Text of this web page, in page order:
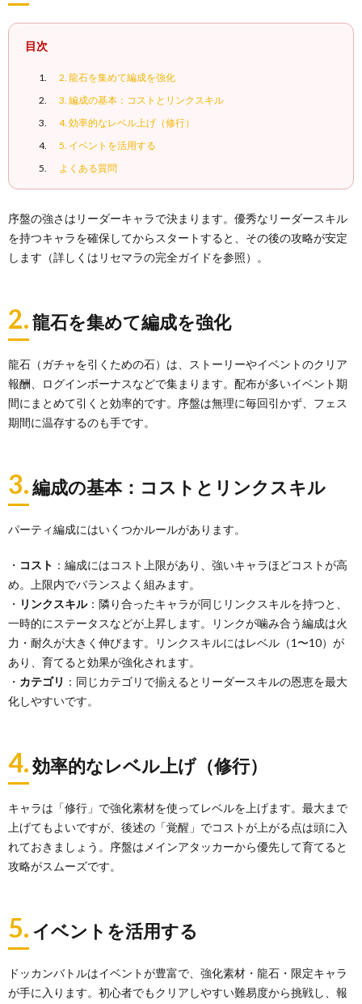
目次
2. 龍石を集めて編成を強化
3. 編成の基本：コストとリンクスキル
4. 効率的なレベル上げ（修行）
5. イベントを活用する
よくある質問
序盤の強さはリーダーキャラで決まります。優秀なリーダースキル
を持つキャラを確保してからスタートすると、その後の攻略が安定
します（詳しくはリセマラの完全ガイドを参照）。
2.龍石を集めて編成を強化
龍石（ガチャを引くための石）は、ストーリーやイベントのクリア
報酬、ログインボーナスなどで集まります。配布が多いイベント期
間にまとめて引くと効率的です。序盤は無理に毎回引かず、フェス
期間に温存するのも手です。
3.編成の基本：コストとリンクスキル
パーティ編成にはいくつかルールがあります。
・ コスト ：編成にはコスト上限があり、強いキャラほどコストが高
め。上限内でバランスよく組みます。
・ リンクスキル：隣り合ったキャラが同じリンクスキルを持つと、
一時的にステータスなどが上昇します。リンクが噛み合う編成は火
力・耐久が大きく伸びます。リンクスキルにはレベル（1〜10）が
あり、育てると効果が強化されます。
・ カテゴリ ：同じカテゴリで揃えるとリーダースキルの恩恵を最大
化しやすいです。
4.効率的なレベル上げ（修行）
キャラは「修行」で強化素材を使ってレベルを上げます。最大まで
上げてもよいですが、後述の「覚醒」でコストが上がる点は頭に入
れておきましょう。序盤はメインアタッカーから優先して育てると
攻略がスムーズです。
5. イベントを活用する
ドッカンバトルはイベントが豊富で、強化素材・龍石・限定キャラ
が手に入ります。初心者でもクリアしやすい難易度から挑戦し、報